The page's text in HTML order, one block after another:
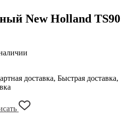
New Holland TS90
доставка, Быстрая доставка,